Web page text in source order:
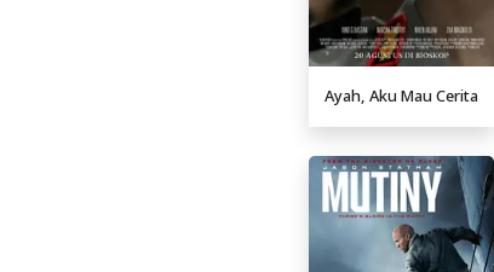
Ayah, Aku Mau Cerita